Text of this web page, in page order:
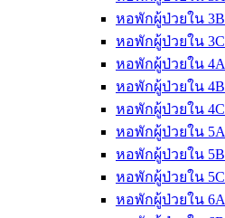
หอพักผู้ป่วยใน 3B
หอพักผู้ป่วยใน 3C
หอพักผู้ป่วยใน 4A
หอพักผู้ป่วยใน 4B
หอพักผู้ป่วยใน 4C
หอพักผู้ป่วยใน 5A
หอพักผู้ป่วยใน 5B
หอพักผู้ป่วยใน 5C
หอพักผู้ป่วยใน 6A